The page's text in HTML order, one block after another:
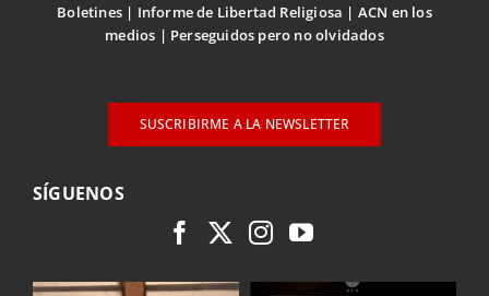
Boletines Informe de Libertad Religiosa
ACN en los
medios
Perseguidos pero no olvidados
SUSCRIBIRME A LA NEWSLETTER
SÍGUENOS